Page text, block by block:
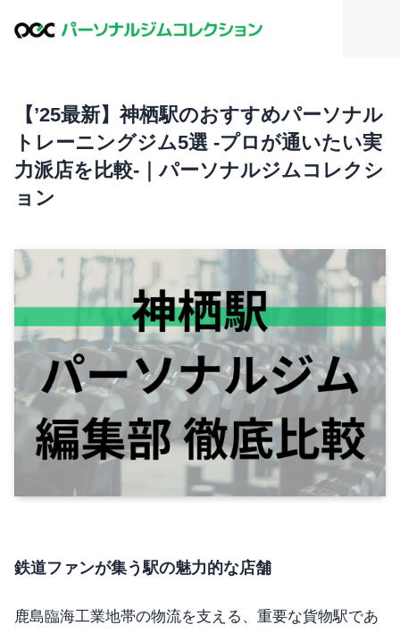
【’25最新】神栖駅のおすすめパーソナル
トレーニングジム5選 -プロが通いたい実
力派店を比較-｜パーソナルジムコレクシ
ョン
鉄道ファンが集う駅の魅力的な店舗
鹿島臨海工業地帯の物流を支える、重要な貨物駅であ